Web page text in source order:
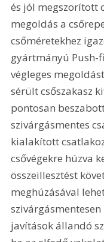
és jól megszorított
megoldás a
csőméretekhez
gyártmányú Push-
végleges
sérült csőszakasz
pontosan
szivárgásmentes
kialakított
csővégekre húzva
összeillesztést
meghúzásával
javítások állandó